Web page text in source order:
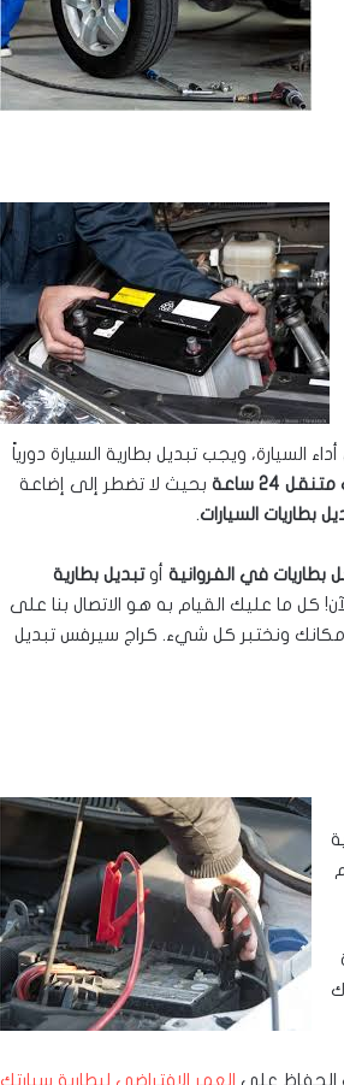
السيارة، ويجب تبديل بطارية السيارة دورياً
24 ساعة
بحيث لا تضطر إلى إضاعة
بطاريات السيارات.
بطاريات في الفروانية أوتبديل بطارية
كل ما عليك القيام به هو الاتصال بنا على
مكانك ونختبر كل شيء. كراج سيرفس تبديل
الحفاظ على العمر الافتراضي لبطارية سيارتك